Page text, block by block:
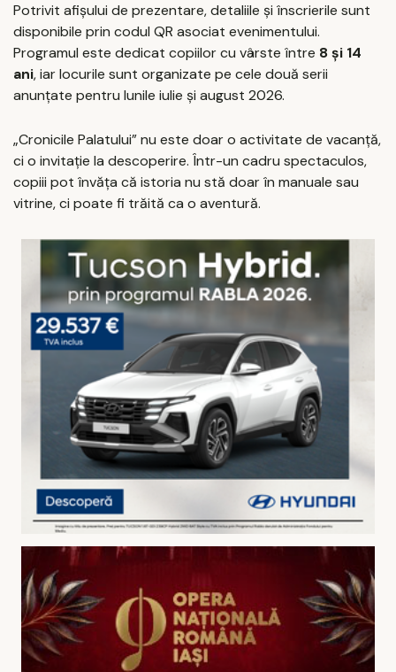
Potrivit afișului de prezentare, detaliile și înscrierile sunt
disponibile prin codul QR asociat evenimentului.
Programul este dedicat copiilor cu vârste între 8 și 14
ani, iar locurile sunt organizate pe cele două serii
anunțate pentru lunile iulie și august 2026.
„Cronicile Palatului” nu este doar o activitate de vacanță,
ci o invitație la descoperire. Într-un cadru spectaculos,
copiii pot învăța că istoria nu stă doar în manuale sau
vitrine, ci poate fi trăită ca o aventură.